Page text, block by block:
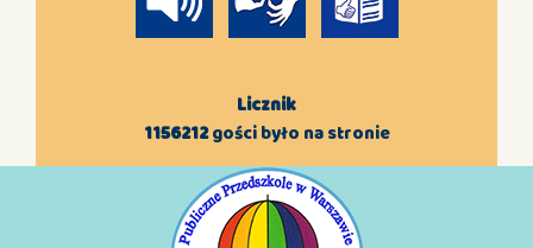
Licznik
1156212gości było na stronie